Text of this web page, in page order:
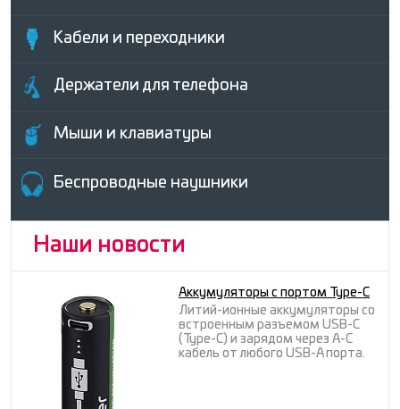
Кабели и переходники
Держатели для телефона
Мыши и клавиатуры
Беcпроводные наушники
Наши новости
Аккумуляторы с портом Type-C
Литий-ионные аккумуляторы со
встроенным разъемом USB-C
(Type-C) и зарядом через A-C
кабель от любого USB-A порта.